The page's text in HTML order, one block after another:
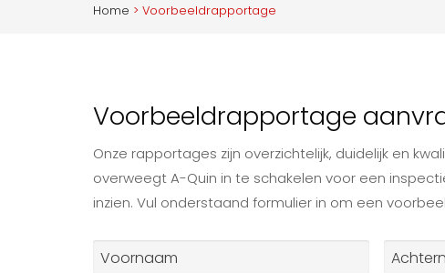
Home > Voorbeeldrapportage
Voorbeeldrapportage
Onze rapportages zijn overzichtelijk, duidelijk en
overweegt A-Quin in te schakelen voor een
inzien. Vul onderstaand formulier in om een
Naam *